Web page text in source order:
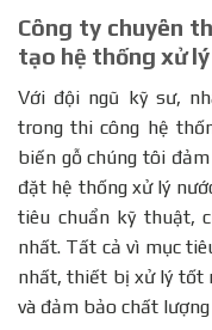
Công ty chuyên
tạo hệ thống xử
Với đội ngũ kỹ sư,
trong thi công hệ
biến gỗ chúng tôi
đặt hệ thống xử lý
tiêu chuẩn kỹ thuật,
nhất. Tất cả vì mục
nhất, thiết bị xử lý tốt
và đảm bảo chất